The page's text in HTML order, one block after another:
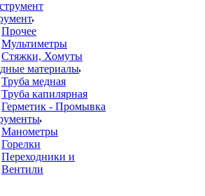
Прочее
Мультиметры
Стяжки, Хомуты
материалы
Труба медная
Труба капилярная
Герметик - Промывка
Манометры
Горелки
Переходники и
Вентили